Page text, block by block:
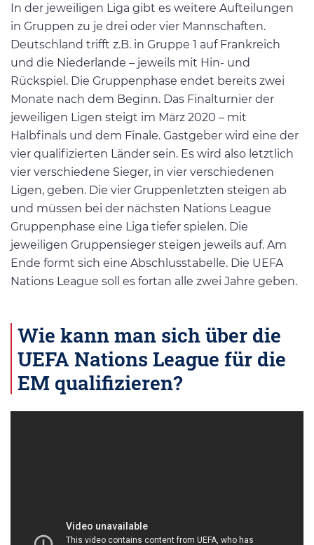
In der jeweiligen Liga gibt es weitere Aufteilungen
in Gruppen zu je drei oder vier Mannschaften.
Deutschland trifft z.B. in Gruppe 1 auf Frankreich
und die Niederlande – jeweils mit Hin- und
Rückspiel. Die Gruppenphase endet bereits zwei
Monate nach dem Beginn. Das Finalturnier der
jeweiligen Ligen steigt im März 2020 – mit
Halbfinals und dem Finale. Gastgeber wird eine der
vier qualifizierten Länder sein. Es wird also letztlich
vier verschiedene Sieger, in vier verschiedenen
Ligen, geben. Die vier Gruppenletzten steigen ab
und müssen bei der nächsten Nations League
Gruppenphase eine Liga tiefer spielen. Die
jeweiligen Gruppensieger steigen jeweils auf. Am
Ende formt sich eine Abschlusstabelle. Die UEFA
Nations League soll es fortan alle zwei Jahre geben.
Wie kann man sich über die
UEFA Nations League für die
EM qualifizieren?